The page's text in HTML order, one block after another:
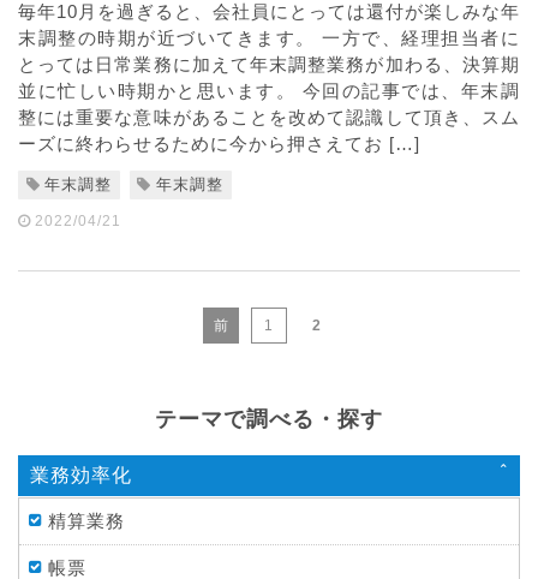
毎年10月を過ぎると、会社員にとっては還付が楽しみな年
末調整の時期が近づいてきます。 一方で、経理担当者に
とっては日常業務に加えて年末調整業務が加わる、決算期
並に忙しい時期かと思います。 今回の記事では、年末調
整には重要な意味があることを改めて認識して頂き、スム
ーズに終わらせるために今から押さえてお […]
年末調整 年末調整
2022/04/21
前 1 2
テーマで調べる・探す
業務効率化
精算業務
帳票